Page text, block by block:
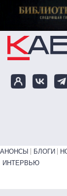
Перейти к
Primary links bottom
АНОНСЫ БЛОГИ
ИНТЕРВЬЮ